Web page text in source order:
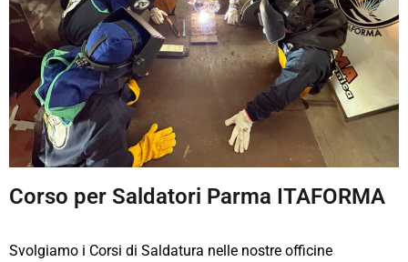
Corso per Saldatori Parma ITAFORMA
Svolgiamo i Corsi di Saldatura nelle nostre officine